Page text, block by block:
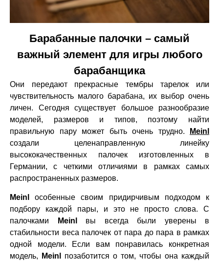
Барабанные палочки – самый
важный элемент для игры любого
барабанщика
Они передают прекрасные тембры тарелок или
чувствительность малого барабана, их выбор очень
личен. Сегодня существует большое разнообразие
моделей, размеров и типов, поэтому найти
правильную пару может быть очень трудно.
Meinl
создали целенаправленную линейку
высококачественных палочек изготовленных в
Германии, с четкими отличиями в рамках самых
распространенных размеров.
Meinl
особенные своим придирчивым подходом к
подбору каждой пары, и это не просто слова. С
палочками
Meinl
вы всегда были уверены в
стабильности веса палочек от пара до пара в рамках
одной модели. Если вам понравилась конкретная
модель,
Meinl позаботится о том, чтобы она каждый